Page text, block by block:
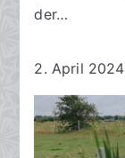
der…
2. April 2024